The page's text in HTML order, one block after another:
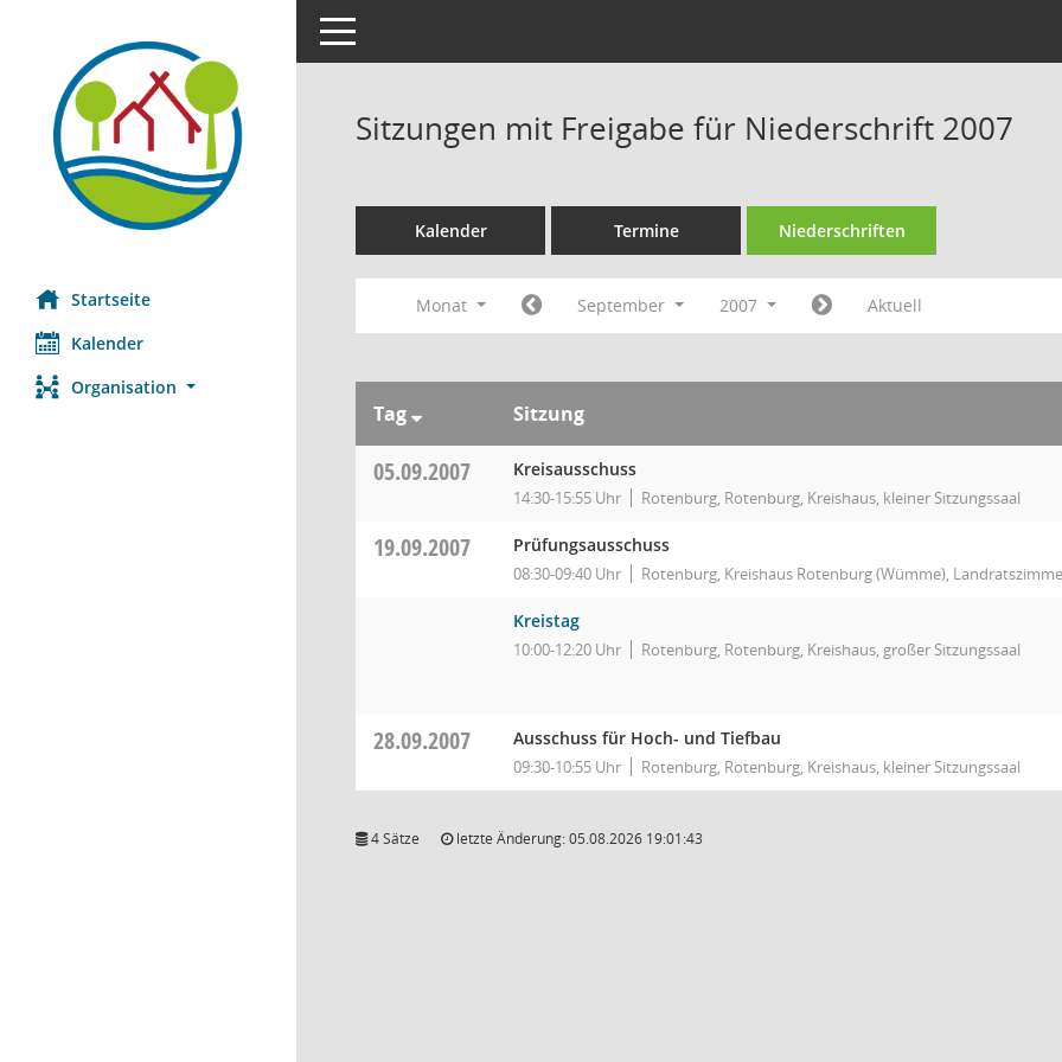
Startseite
Kalender
Organisation
Toggle navigation
Sitzungen mit Freigabe für Niederschrift 2007
Kalender Termine Niederschriften
Monat September 2007 Aktuell
Tag Sitzung
05.09.2007 Kreisausschuss
14:30-15:55 Uhr Rotenburg, Rotenburg, Kreishaus, kleiner Sitzungssaal
19.09.2007 Prüfungsausschuss
08:30-09:40 Uhr Rotenburg, Kreishaus Rotenburg (Wümme),
Kreistag
10:00-12:20 Uhr Rotenburg, Rotenburg, Kreishaus, großer Sitzungssaal
28.09.2007 Ausschuss für Hoch- und Tiefbau
09:30-10:55 Uhr Rotenburg, Rotenburg, Kreishaus, kleiner Sitzungssaal
4 Sätze letzte Änderung: 05.08.2026 19:01:43